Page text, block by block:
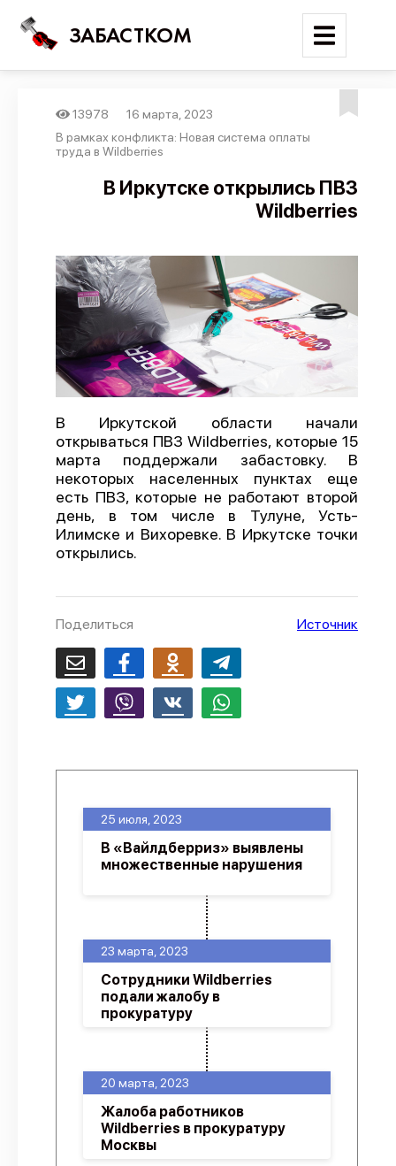
ЗАБАСТКОМ
Войти
Поиск
Трудовые конфликты
Отчеты
Предложить публикацию
Справочник
API
О проекте
Политика конфиденциальности
13978
16 марта, 2023
В рамках конфликта: Новая система оплаты
труда в Wildberries
В Иркутске открылись ПВЗ
Wildberries
В Иркутской области начали
открываться ПВЗ Wildberries, которые 15
марта поддержали забастовку. В
некоторых населенных пунктах еще
есть ПВЗ, которые не работают второй
день, в том числе в Тулуне, Усть-
Илимске и Вихоревке. В Иркутске точки
открылись.
Поделиться Источник
20 марта, 2023
Жалоба работников
Wildberries в прокуратуру
Москвы
23 марта, 2023
Сотрудники Wildberries
подали жалобу в
прокуратуру
25 июля, 2023
В «Вайлдберриз» выявлены
множественные нарушения